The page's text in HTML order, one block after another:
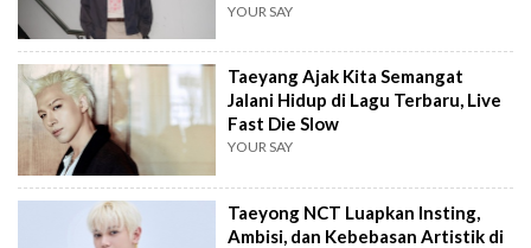
YOUR SAY
Taeyang Ajak Kita Semangat
Jalani Hidup di Lagu Terbaru, Live
Fast Die Slow
YOUR SAY
Taeyong NCT Luapkan Insting,
Ambisi, dan Kebebasan Artistik di